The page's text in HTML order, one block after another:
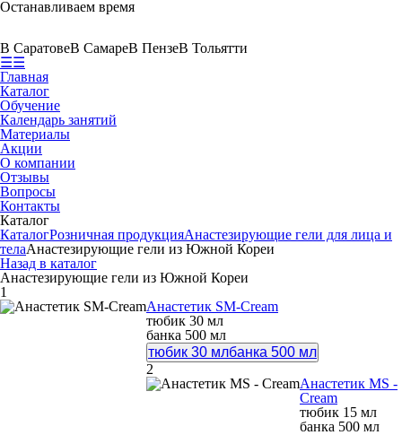
Останавливаем время
В СаратовеВ СамареВ ПензеВ Тольятти
☰☰
Главная
Каталог
Обучение
Календарь занятий
Материалы
Акции
О компании
Отзывы
Вопросы
Контакты
Каталог
КаталогРозничная продукцияАнастезирующие гели для лица и
телаАнастезирующие гели из Южной Кореи
Назад в каталог
Анастезирующие гели из Южной Кореи
1
Анастетик SM-Cream
тюбик 30 мл
банка 500 мл
тюбик 30 млбанка 500 мл
2
Анастетик MS -
Cream
тюбик 15 мл
банка 500 мл